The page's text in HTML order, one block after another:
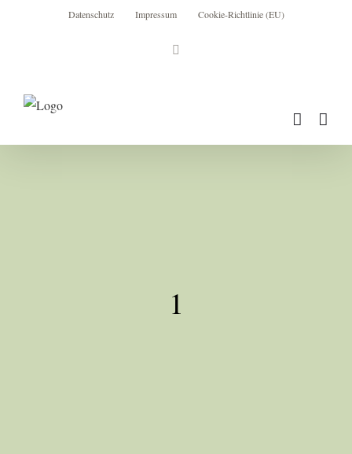
Datenschutz Impressum Cookie-Richtlinie (EU)
1